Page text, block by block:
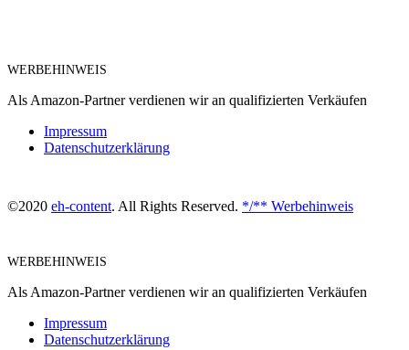
WERBEHINWEIS
Als Amazon-Partner verdienen wir an qualifizierten Verkäufen
Impressum
Datenschutzerklärung
©2020 eh-content. All Rights Reserved. */** Werbehinweis
WERBEHINWEIS
Als Amazon-Partner verdienen wir an qualifizierten Verkäufen
Impressum
Datenschutzerklärung